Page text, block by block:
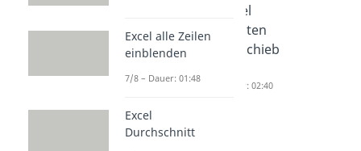
Excel
Zellen
verbinde
Dauer: 02:21
Zelle
teilen
Excel
Spalten
verschieb
Dauer: 02:40
Excel alle Zeilen
einblenden
7/8 – Dauer: 01:48
Excel
Durchschnitt